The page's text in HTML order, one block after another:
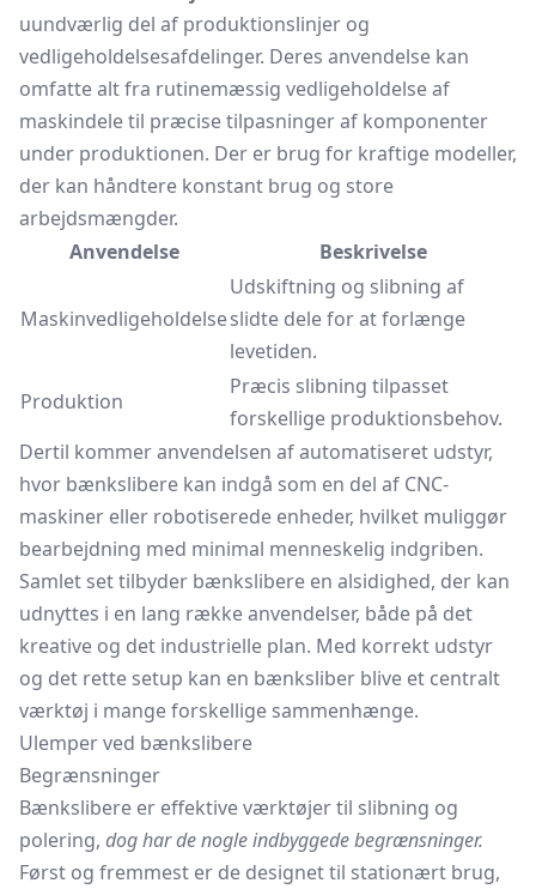
uundværlig del af produktionslinjer og
vedligeholdelsesafdelinger. Deres anvendelse kan
omfatte alt fra rutinemæssig vedligeholdelse af
maskindele til præcise tilpasninger af komponenter
under produktionen. Der er brug for kraftige modeller,
der kan håndtere konstant brug og store
arbejdsmængder.
Anvendelse
Beskrivelse
Maskinvedligeholdelse
Udskiftning og slibning af
slidte dele for at forlænge
levetiden.
Produktion
Præcis slibning tilpasset
forskellige produktionsbehov.
Dertil kommer anvendelsen af automatiseret udstyr,
hvor bænkslibere kan indgå som en del af CNC-
maskiner eller robotiserede enheder, hvilket muliggør
bearbejdning med minimal menneskelig indgriben.
Samlet set tilbyder bænkslibere en alsidighed, der kan
udnyttes i en lang række anvendelser, både på det
kreative og det industrielle plan. Med korrekt udstyr
og det rette setup kan en bænksliber blive et centralt
værktøj i mange forskellige sammenhænge.
Ulemper ved bænkslibere
Begrænsninger
Bænkslibere er effektive værktøjer til slibning og
polering, dog har de nogle indbyggede begrænsninger.
Først og fremmest er de designet til stationært brug,